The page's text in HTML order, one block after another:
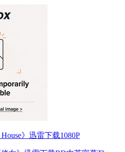
》迅雷下载1080P